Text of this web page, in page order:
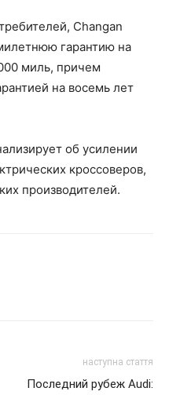
Changan
гарантию на
миль, причем
на восемь лет
об усилении
кроссоверов,
производителей.
наступна стаття
Последний рубеж Audi: